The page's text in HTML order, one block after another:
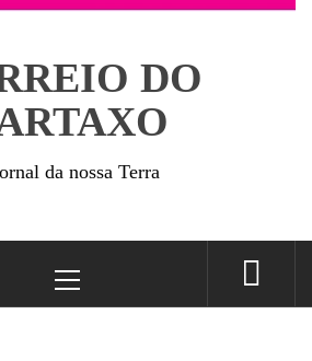
DO
da nossa Terra
Menu